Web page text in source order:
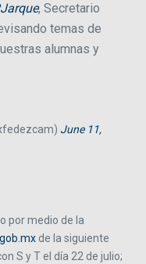
, Secretario
temas de
alumnas y
June 11,
por medio de la
de la siguiente
S y T el día 22 de julio;